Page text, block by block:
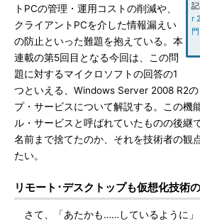
r
門
トPCの管理・運用コストの削減や、
クライアントPCを介した情報漏えい
の防止といった難題を抱えている。本
連載の第5回目となる今回は、この問
題に対するマイクロソフトの回答の1
つといえる、Windows Server 2008 R2
プ・サービスについて解説する。この機
ル・サービスと呼ばれていたものの後継
名前まで捨てたのか、それを技術者の観
たい。
リモート･デスクトップも仮想化技術
さて、「あたかも……しているように」